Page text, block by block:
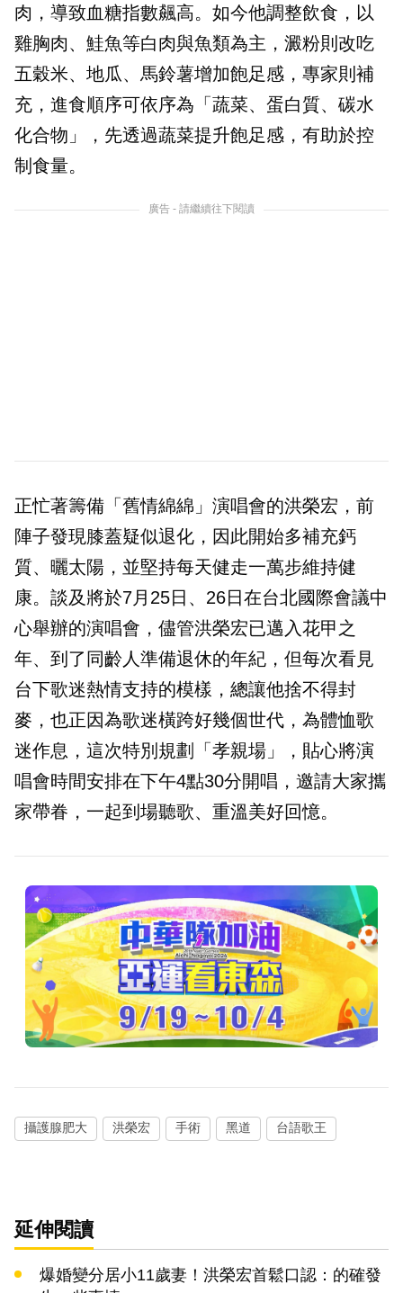
肉，導致血糖指數飆高。如今他調整飲食，以
雞胸肉、鮭魚等白肉與魚類為主，澱粉則改吃
五穀米、地瓜、馬鈴薯增加飽足感，專家則補
充，進食順序可依序為「蔬菜、蛋白質、碳水
化合物」，先透過蔬菜提升飽足感，有助於控
制食量。
廣告 - 請繼續往下閱讀
正忙著籌備「舊情綿綿」演唱會的洪榮宏，前
陣子發現膝蓋疑似退化，因此開始多補充鈣
質、曬太陽，並堅持每天健走一萬步維持健
康。談及將於7月25日、26日在台北國際會議中
心舉辦的演唱會，儘管洪榮宏已邁入花甲之
年、到了同齡人準備退休的年紀，但每次看見
台下歌迷熱情支持的模樣，總讓他捨不得封
麥，也正因為歌迷橫跨好幾個世代，為體恤歌
迷作息，這次特別規劃「孝親場」，貼心將演
唱會時間安排在下午4點30分開唱，邀請大家攜
家帶眷，一起到場聽歌、重溫美好回憶。
攝護腺肥大 洪榮宏 手術 黑道 台語歌王
延伸閱讀
爆婚變分居小11歲妻！洪榮宏首鬆口認：的確發